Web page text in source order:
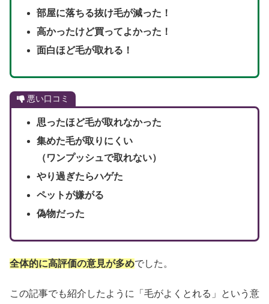
部屋に落ちる抜け毛が減った！
高かったけど買ってよかった！
面白ほど毛が取れる！
悪い口コミ
思ったほど毛が取れなかった
集めた毛が取りにくい
（ワンプッシュで取れない）
やり過ぎたらハゲた
ペットが嫌がる
偽物だった
全体的に高評価の意見が多めでした。
この記事でも紹介したように「毛がよくとれる」という意